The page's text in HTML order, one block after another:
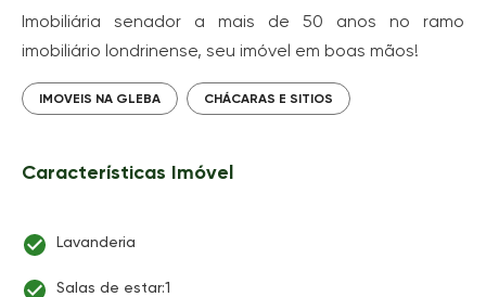
Imobiliária senador a mais de 50 anos no ramo
imobiliário londrinense, seu imóvel em boas mãos!
IMOVEIS NA GLEBA CHÁCARAS E SITIOS
Características Imóvel
Lavanderia
Salas de estar:1